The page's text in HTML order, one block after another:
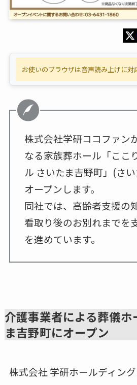
お使いのブラウザは音声読み上げに対
株式会社学研ココファン
なる家族葬ホール「ここ
ル さいたま吉野町」(さ
オープンします。
同社では、高齢者支援の
看取り後のお別れまでを
を進めています。
介護事業者による葬儀
ま吉野町にオープン
株式会社 学研ホールディン